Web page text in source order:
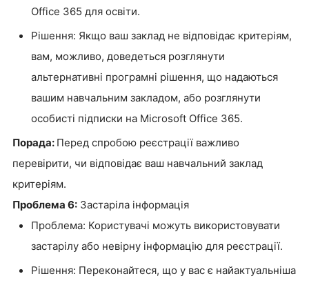
Office 365 для освіти.
Рішення: Якщо ваш заклад не відповідає критеріям,
вам, можливо, доведеться розглянути
альтернативні програмні рішення, що надаються
вашим навчальним закладом, або розглянути
особисті підписки на Microsoft Office 365.
Порада: Перед спробою реєстрації важливо
перевірити, чи відповідає ваш навчальний заклад
критеріям.
Проблема 6: Застаріла інформація
Проблема: Користувачі можуть використовувати
застарілу або невірну інформацію для реєстрації.
Рішення: Переконайтеся, що у вас є найактуальніша